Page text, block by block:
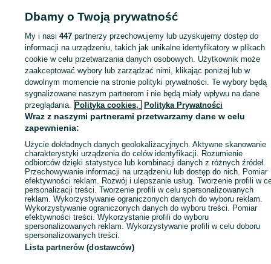
Strona główna Rolnictwo Części do maszyn rolniczych
Części do maszyn
rolniczych - Kujawsko-pomorskie
Części do maszyn rolniczych - Czernikowo
KATEGORIA
ID:486025944 Wyświetlenia:
Zadzwoń / SMS Wyślij wiadomość
Dbamy o Twoją prywatność
My i nasi447 partnerzy przechowujemy lub uzyskujemy dostęp do
informacji na urządzeniu, takich jak unikalne identyfikatory w plikach
cookie w celu przetwarzania danych osobowych. Użytkownik może
zaakceptować wybory lub zarządzać nimi, klikając poniżej lub w
dowolnym momencie na stronie polityki prywatności. Te wybory będą
sygnalizowane naszym partnerom i nie będą miały wpływu na dane
przeglądania. Polityka cookies, Polityka Prywatności
Wraz z naszymi partnerami przetwarzamy dane w celu
zapewnienia:
Użycie dokładnych danych geolokalizacyjnych. Aktywne skanowanie
charakterystyki urządzenia do celów identyfikacji. Rozumienie
odbiorców dzięki statystyce lub kombinacji danych z różnych źródeł.
Przechowywanie informacji na urządzeniu lub dostęp do nich. Pomiar
efektywności reklam. Rozwój i ulepszanie usług. Tworzenie profili w
personalizacji treści. Tworzenie profili w celu spersonalizowanych
reklam. Wykorzystywanie ograniczonych danych do wyboru reklam.
Wykorzystywanie ograniczonych danych do wyboru treści. Pomiar
efektywności treści. Wykorzystanie profili do wyboru
spersonalizowanych reklam. Wykorzystywanie profili w celu doboru
spersonalizowanych treści.
Lista partnerów (dostawców)